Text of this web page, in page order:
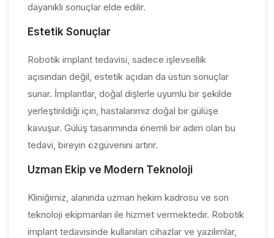
dayanıklı sonuçlar elde edilir.
Estetik Sonuçlar
Robotik implant tedavisi, sadece işlevsellik
açısından değil, estetik açıdan da üstün sonuçlar
sunar. İmplantlar, doğal dişlerle uyumlu bir şekilde
yerleştirildiği için, hastalarımız doğal bir gülüşe
kavuşur. Gülüş tasarımında önemli bir adım olan bu
tedavi, bireyin özgüvenini artırır.
Uzman Ekip ve Modern Teknoloji
Kliniğimiz, alanında uzman hekim kadrosu ve son
teknoloji ekipmanları ile hizmet vermektedir. Robotik
implant tedavisinde kullanılan cihazlar ve yazılımlar,